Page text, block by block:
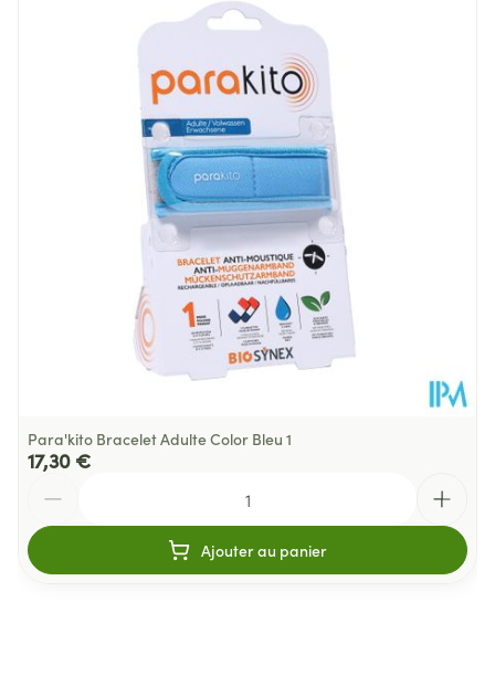
115 mm
63 mm
Température ambiante (15°C -
25°C)
Para'kito Bracelet Adulte Color Bleu 1
17,30 €
Ajouter au panier